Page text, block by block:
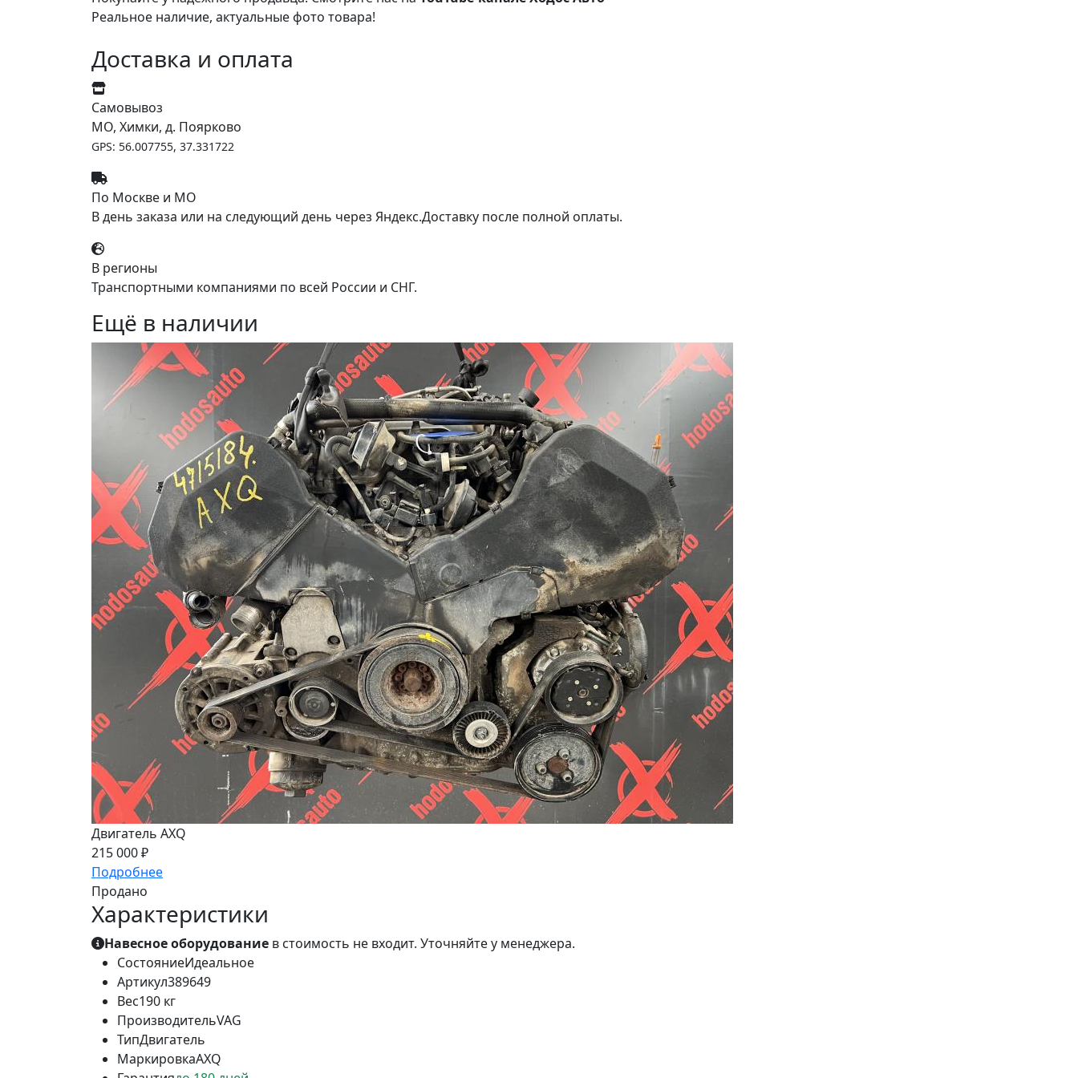
Реальное наличие, актуальные фото товара!
Доставка и оплата
Самовывоз
МО, Химки, д. Поярково
GPS: 56.007755, 37.331722
По Москве и МО
В день заказа или на следующий день через Яндекс.Доставку после полной оплаты.
В регионы
Транспортными компаниями по всей России и СНГ.
Ещё в наличии
Двигатель AXQ
215 000 ₽
Подробнее
Продано
Характеристики
Навесное оборудование в стоимость не входит. Уточняйте у менеджера.
СостояниеИдеальное
Артикул389649
Вес190 кг
ПроизводительVAG
ТипДвигатель
МаркировкаAXQ